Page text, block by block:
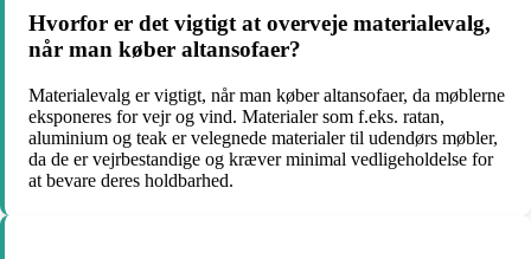
Hvorfor er det vigtigt at overveje materialevalg,
når man køber altansofaer?
Materialevalg er vigtigt, når man køber altansofaer, da møblerne
eksponeres for vejr og vind. Materialer som f.eks. ratan,
aluminium og teak er velegnede materialer til udendørs møbler,
da de er vejrbestandige og kræver minimal vedligeholdelse for
at bevare deres holdbarhed.